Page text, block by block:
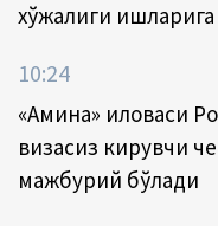
хўжалиги
10:24
«Амина» иловаси
визасиз кирувчи
мажбурий бўлади